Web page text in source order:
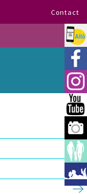
Contact
Allo